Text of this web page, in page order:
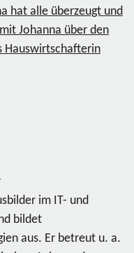
hat alle überzeugt und
Johanna über den
Hauswirtschafterin
im IT- und
bildet
aus. Er betreut u. a.